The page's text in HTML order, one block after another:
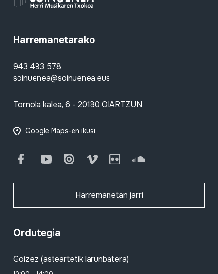
Harremanetarako
943 493 578
soinuenea@soinuenea.eus
Tornola kalea, 6 - 20180 OIARTZUN
Google Maps-en ikusi
FacebookYoutube Issuu Vimeo Flickr SoundCloud
Harremanetan jarri
Ordutegia
Goizez (asteartetik larunbatera)